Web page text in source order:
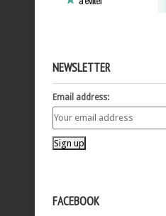
NEWSLETTER
Email address:
FACEBOOK